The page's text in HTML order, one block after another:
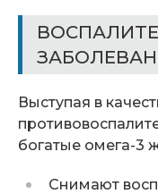
Выступая в
богатые омега-3
Снимают